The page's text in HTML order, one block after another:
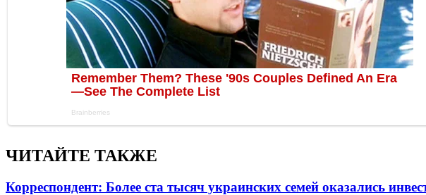
ЧИТАЙТЕ ТАКЖЕ
Корреспондент: Более ста тысяч украинских семей оказались